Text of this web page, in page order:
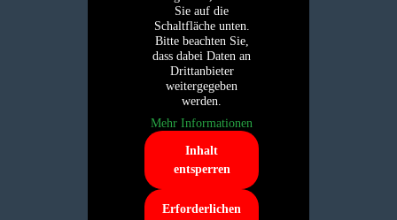
Sie auf die
Schaltfläche unten.
Bitte beachten Sie,
dass dabei Daten an
Drittanbieter
weitergegeben
werden.
Mehr Informationen
Inhalt
entsperren
Erforderlichen